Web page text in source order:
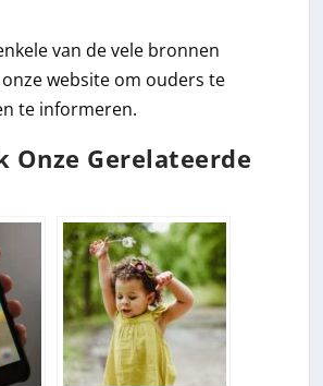
van de vele bronnen
website om ouders te
te informeren.
Onze Gerelateerde